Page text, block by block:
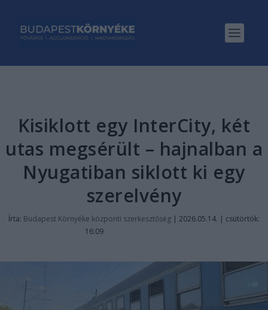
Kisiklott egy InterCity, két
utas megsérült – hajnalban a
Nyugatiban siklott ki egy
szerelvény
Írta: Budapest Környéke központi szerkesztőség | 2026.05.14. | csütörtök:
16:09